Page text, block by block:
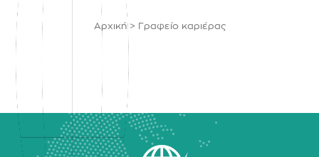
Αρχική> Γραφείο καριέρας